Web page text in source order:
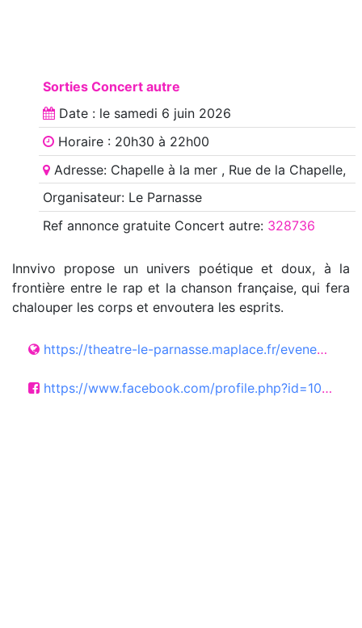
Sorties Concert autre
Date : le samedi 6 juin 2026
Horaire : 20h30 à 22h00
Adresse: Chapelle à la mer , Rue de la Chapelle,
Organisateur: Le Parnasse
Ref annoncegratuite Concert autre: 328736
Innvivo propose un univers poétique et doux, à la
frontière entre le rap et la chanson française, qui fera
chalouper les corps et envoutera les esprits.
https://theatre-le-parnasse.maplace.fr/evenement/8164/innvivo
https://www.facebook.com/profile.php?id=100057652142781